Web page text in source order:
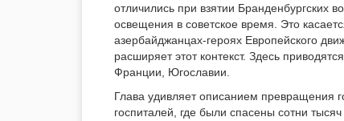
отличились при взятии Бранденбургских
освещения в советское время. Это
азербайджанцах-героях Европейского
расширяет этот контекст. Здесь
Франции, Югославии.
Глава удивляет описанием превращения
госпиталей, где были спасены сотни